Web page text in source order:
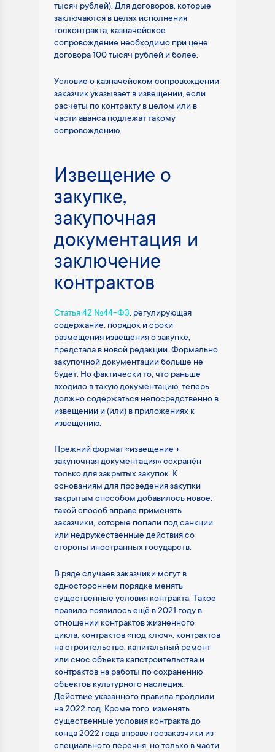
тысяч рублей). Для договоров, которые
заключаются в целях исполнения
госконтракта, казначейское
сопровождение необходимо при цене
договора 100 тысяч рублей и более.
Условие о казначейском сопровождении
заказчик указывает в извещении, если
расчёты по контракту в целом или в
части аванса подлежат такому
сопровождению.
Извещение о
закупке,
закупочная
документация и
заключение
контрактов
Статья 42 №44-ФЗ, регулирующая
содержание, порядок и сроки
размещения извещения о закупке,
предстала в новой редакции. Формально
закупочной документации больше не
будет. Но фактически то, что раньше
входило в такую документацию, теперь
должно содержаться непосредственно в
извещении и (или) в приложениях к
извещению.
Прежний формат «извещение +
закупочная документация» сохранён
только для закрытых закупок. К
основаниям для проведения закупки
закрытым способом добавилось новое:
такой способ вправе применять
заказчики, которые попали под санкции
или недружественные действия со
стороны иностранных государств.
В ряде случаев заказчики могут в
одностороннем порядке менять
существенные условия контракта. Такое
правило появилось ещё в 2021 году в
отношении контрактов жизненного
цикла, контрактов «под ключ», контрактов
на строительство, капитальный ремонт
или снос объекта капстроительства и
контрактов на работы по сохранению
объектов культурного наследия.
Действие указанного правила продлили
на 2022 год. Кроме того, изменять
существенные условия контракта до
конца 2022 года вправе госзаказчики из
специального перечня, но только в части